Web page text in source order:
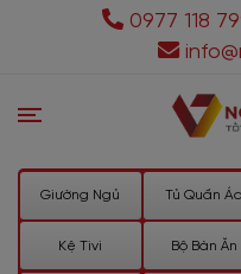
0977 118
Giường Ngủ Tủ Quần Áo
Kệ Tivi Bộ Bàn Ăn